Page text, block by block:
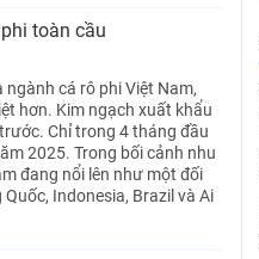
toàn cầu
cá rô phi Việt Nam,
hơn. Kim ngạch xuất khẩu
Chỉ trong 4 tháng đầu
2025. Trong bối cảnh nhu
đang nổi lên như một đối
Indonesia, Brazil và Ai